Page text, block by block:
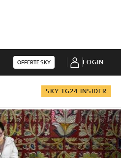
OFFERTE SKY LOGIN
SKY TG24 INSIDER